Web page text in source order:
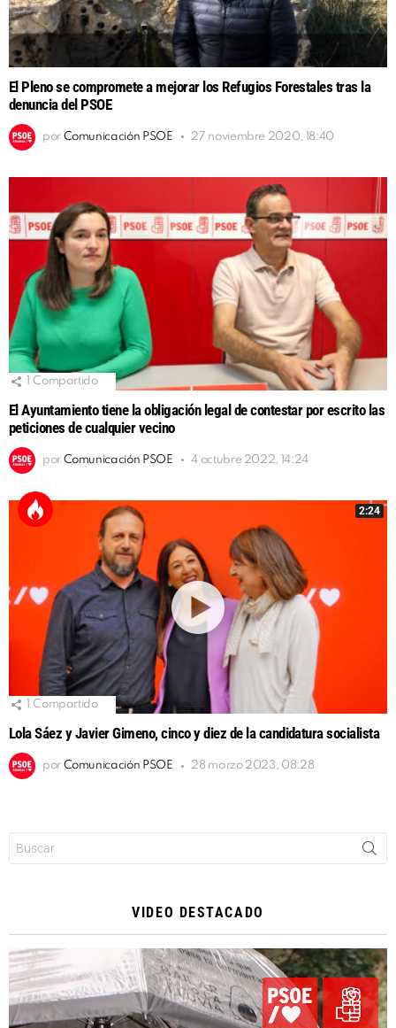
El Pleno se compromete a mejorar los Refugios Forestales tras la
denuncia del PSOE
por Comunicación PSOE 27 noviembre 2020, 18:40
Compartido
El Ayuntamiento tiene la obligación legal de contestar por escrito las
peticiones de cualquier vecino
por Comunicación PSOE 4 octubre 2022, 14:24
2:24
Compartido
Lola Sáez y Javier Gimeno, cinco y diez de la candidatura socialista
por Comunicación PSOE 28 marzo 2023, 08:28
VIDEO DESTACADO
Reproductor
de
vídeo